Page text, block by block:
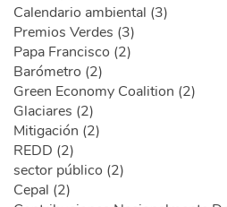
Calendario ambiental (3)
Premios Verdes (3)
Papa Francisco (2)
Barómetro (2)
Green Economy Coalition (2)
Glaciares (2)
Mitigación (2)
REDD (2)
sector público (2)
Cepal (2)